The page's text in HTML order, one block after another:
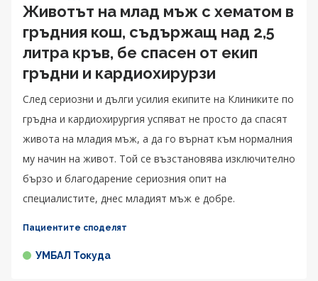
Животът на млад мъж с хематом в
гръдния кош, съдържащ над 2,5
литра кръв, бе спасен от екип
гръдни и кардиохирурзи
След сериозни и дълги усилия екипите на Клиниките по
гръдна и кардиохирургия успяват не просто да спасят
живота на младия мъж, а да го върнат към нормалния
му начин на живот. Той се възстановява изключително
бързо и благодарение сериозния опит на
специалистите, днес младият мъж е добре.
Пациентите споделят
УМБАЛ Токуда